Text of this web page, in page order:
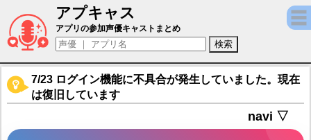
アプキャス
リリエル（声優：Machico)【ロストディケイ
アプリの参加声優キャストまとめ
7/23 ログイン機能に不具合が発生していました。現在
は復旧しています
navi ▽